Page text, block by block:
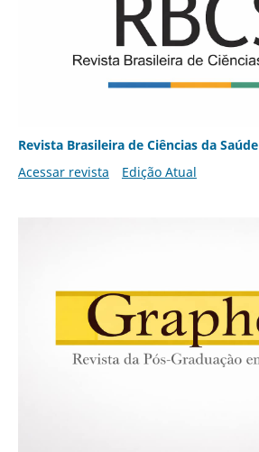
Revista Brasileira de Ciências da Saúde
Acessar revista
Edição Atual